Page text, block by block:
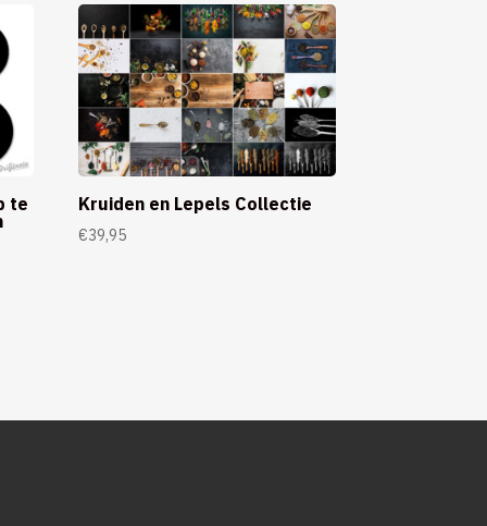
te
Kruiden en Lepels Collectie
€39,95